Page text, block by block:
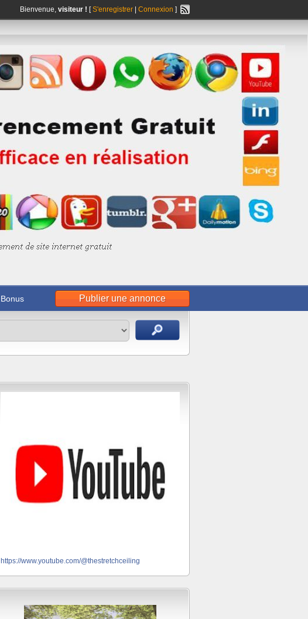
Bienvenue, visiteur ! [S'enregistrer Connexion ]
Bonus Publier une annonce
https://www.youtube.com/@thestretchceiling